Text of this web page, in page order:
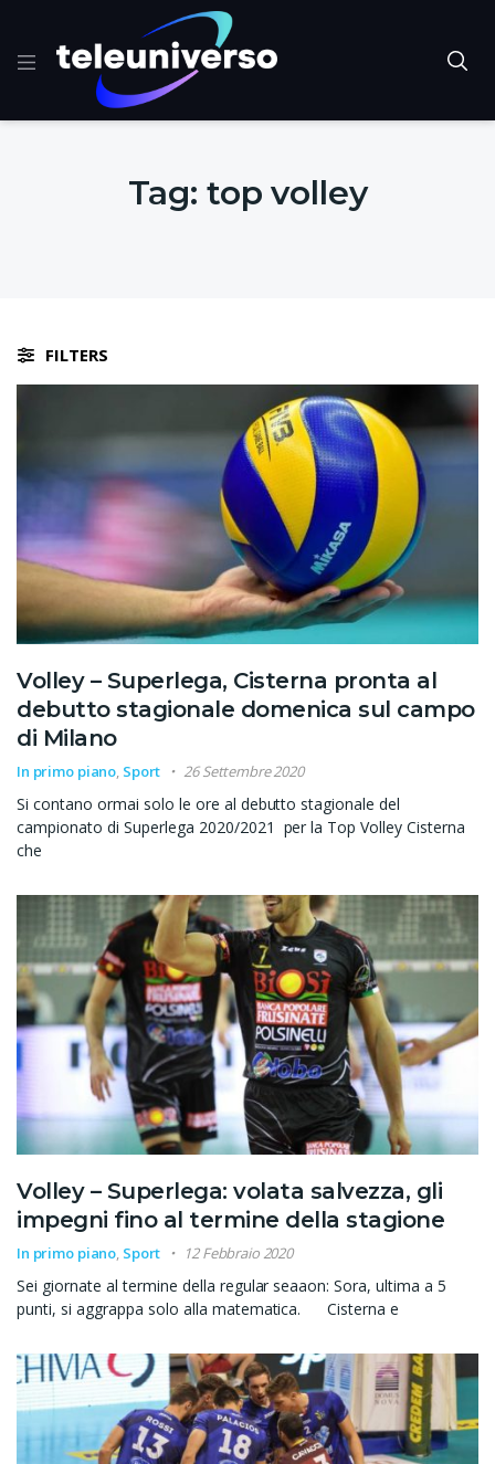
Tag: top volley
FILTERS
Volley – Superlega, Cisterna pronta al
debutto stagionale domenica sul campo
di Milano
In primo piano, Sport 26 Settembre 2020
Si contano ormai solo le ore al debutto stagionale del
campionato di Superlega 2020/2021 per la Top Volley Cisterna
che
Volley – Superlega: volata salvezza, gli
impegni fino al termine della stagione
In primo piano, Sport 12 Febbraio 2020
Sei giornate al termine della regular seaaon: Sora, ultima a 5
punti, si aggrappa solo alla matematica. Cisterna e